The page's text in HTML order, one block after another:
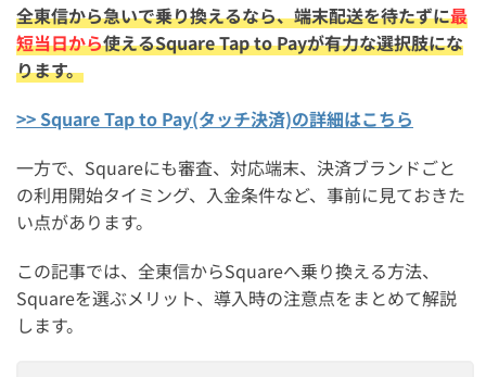
全東信から急いで乗り換えるなら、端末配送を待たずに最
短当日から使えるSquare Tap to Payが有力な選択肢にな
ります。
>> Square Tap to Pay(タッチ決済)の詳細はこちら
一方で、Squareにも審査、対応端末、決済ブランドごと
の利用開始タイミング、入金条件など、事前に見ておきた
い点があります。
この記事では、全東信からSquareへ乗り換える方法、
Squareを選ぶメリット、導入時の注意点をまとめて解説
します。